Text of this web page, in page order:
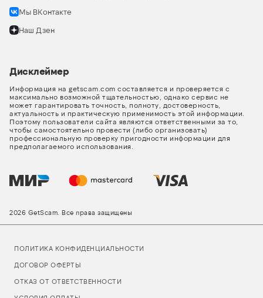
Мы ВКонтакте
Наш Дзен
Дисклеймер
Информация на getscam.com составляется и проверяется с
максимально возможной тщательностью, однако сервис не
может гарантировать точность, полноту, достоверность,
актуальность и практическую применимость этой информации.
Поэтому пользователи сайта являются ответственными за то,
чтобы самостоятельно провести (либо организовать)
профессиональную проверку пригодности информации для
предполагаемого использования.
2026 GetScam. Все права защищены
ПОЛИТИКА КОНФИДЕНЦИАЛЬНОСТИ
ДОГОВОР ОФЕРТЫ
ОТКАЗ ОТ ОТВЕТСТВЕННОСТИ